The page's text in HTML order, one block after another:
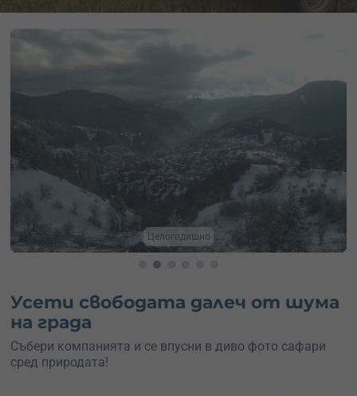
Нощен или дневен офроуд
Усети свободата далеч от шума
на града
Събери компанията и се впусни в диво фото сафари
сред природата!